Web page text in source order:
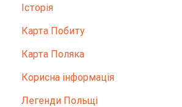
Історія
Карта Побиту
Карта Поляка
Корисна інформація
Легенди Польщі